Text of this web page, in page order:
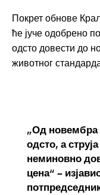
Покрет обнове
ће јуче одобрено
одсто довести до
животног
„Од новембра
одсто, а
неминовно
цена“ –